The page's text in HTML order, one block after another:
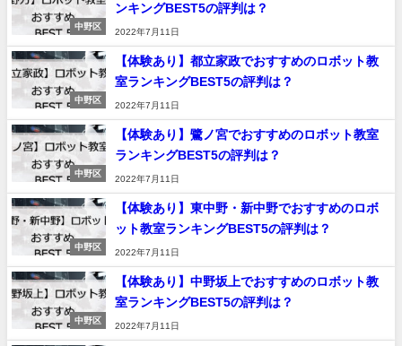
中野区
ンキングBEST5の評判は？
2022年7月11日
中野区
【体験あり】都立家政でおすすめのロボット教
室ランキングBEST5の評判は？
2022年7月11日
中野区
【体験あり】鷺ノ宮でおすすめのロボット教室
ランキングBEST5の評判は？
2022年7月11日
中野区
【体験あり】東中野・新中野でおすすめのロボ
ット教室ランキングBEST5の評判は？
2022年7月11日
中野区
【体験あり】中野坂上でおすすめのロボット教
室ランキングBEST5の評判は？
2022年7月11日